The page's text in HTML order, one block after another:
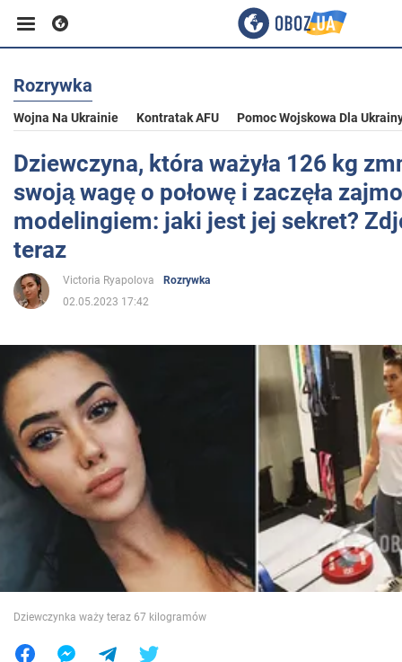
Biznes
Sport
Rozrywka
Życie
Społeczeństwo
Wojna na Ukrainie
Świat
Rozrywka
Wojna Na Ukrainie Kontratak AFU Pomoc Wojskowa Dla
Dziewczyna, która ważyła 126 kg
swoją wagę o połowę i zaczęła
modelingiem: jaki jest jej sekret?
teraz
Victoria Ryapolova
Rozrywka
02.05.2023 17:42
Dziewczynka waży teraz 67 kilogramów